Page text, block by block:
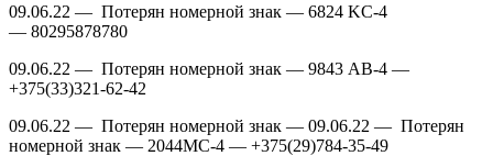
09.06.22 — Потерян номерной знак — 6824 KC-4
— 80295878780
09.06.22 — Потерян номерной знак — 9843 АВ-4 —
+375(33)321-62-42
09.06.22 — Потерян номерной знак — 09.06.22 — Потерян
номерной знак — 2044МС-4 — +375(29)784-35-49